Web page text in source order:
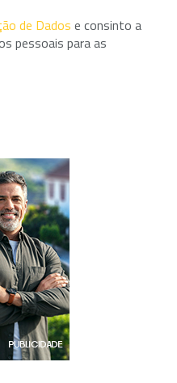
de Dados e consinto a
pessoais para as